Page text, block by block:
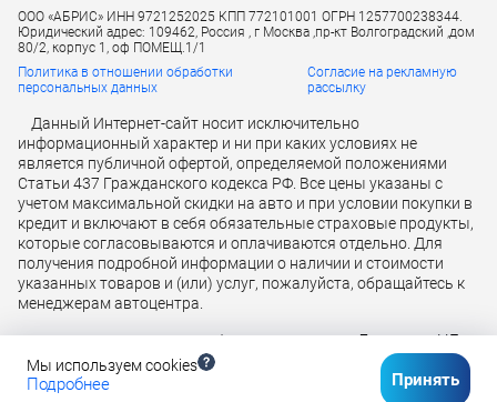
ООО «АБРИС» ИНН 9721252025 КПП 772101001 ОГРН 1257700238344.
Юридический адрес: 109462, Россия , г Москва ,пр-кт Волгоградский ,дом
80/2, корпус 1, оф ПОМЕЩ.1/1
Политика в отношении обработки
персональных данных
Согласие на рекламную
рассылку
Данный Интернет-сайт носит исключительно
информационный характер и ни при каких условиях не
является публичной офертой, определяемой положениями
Статьи 437 Гражданского кодекса РФ. Все цены указаны с
учетом максимальной скидки на авто и при условии покупки в
кредит и включают в себя обязательные страховые продукты,
которые согласовываются и оплачиваются отдельно. Для
получения подробной информации о наличии и стоимости
указанных товаров и (или) услуг, пожалуйста, обращайтесь к
менеджерам автоцентра.
Кредит предоставляется банком АО «ТБанк»Лицензия ЦБ
РФ № 2673 от 09.07.2024 г
Мы используем cookies
Подробнее Принять